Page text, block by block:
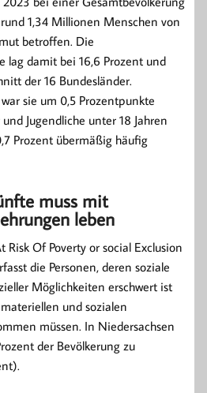
1,34 Millionen Menschen von
betroffen. Die
lag damit bei 16,6 Prozent und
der 16 Bundesländer.
sie um 0,5 Prozentpunkte
Jugendliche unter 18 Jahren
Prozent übermäßig häufig
muss mit
leben
Of Poverty or social Exclusion
die Personen, deren soziale
Möglichkeiten erschwert ist
und sozialen
müssen. In Niedersachsen
der Bevölkerung zu